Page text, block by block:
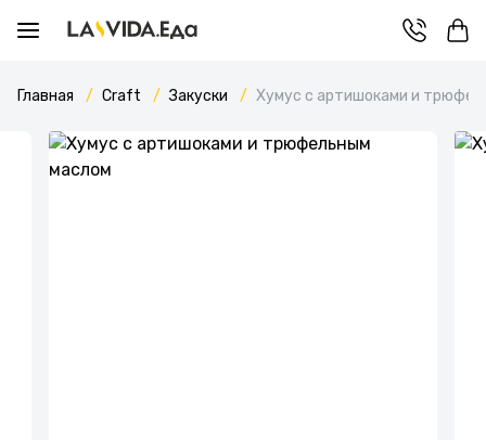
Главная Craft Закуски Хумус с артишоками и